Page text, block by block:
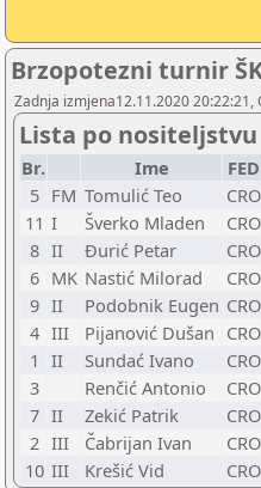
Brzopotezni turnir
Zadnja izmjena12.11.2020
Lista po nositeljstvu
Br. Ime FED
5 FM Tomulić Teo CRO
11 I Šverko Mladen CRO
8 II Đurić Petar CRO
6 MK Nastić Milorad CRO
9 II Podobnik Eugen CRO
4 III Pijanović Dušan CRO
1 II Sundać Ivano CRO
3
Renčić Antonio CRO
7 II Zekić Patrik CRO
2 III Čabrijan Ivan CRO
10 III Krešić Vid CRO